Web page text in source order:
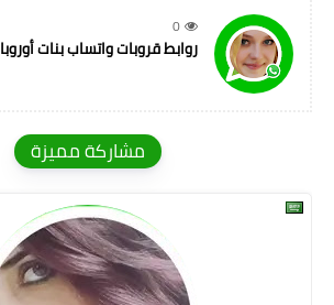
0
روابط قروبات واتساب بنات أوروبا
مشاركة مميزة